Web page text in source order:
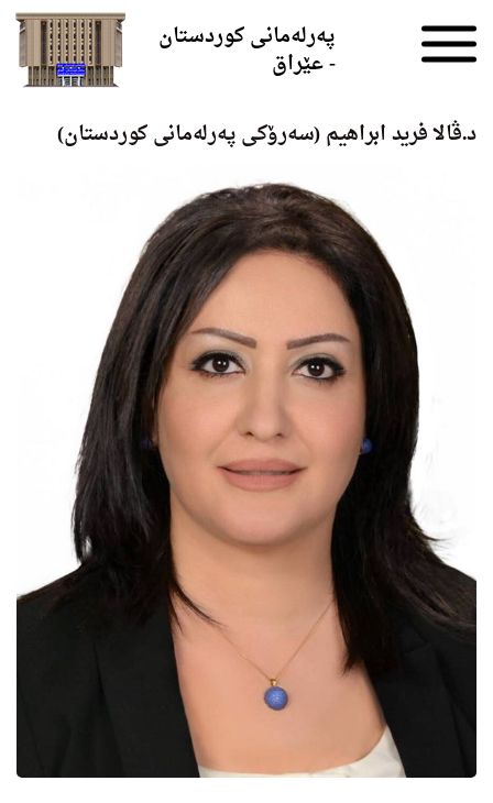
پەرلەمانی کوردستان
- عێراق
د.ڤالا فرید ابراھیم (سەرۆکی پەرلەمانی کوردستان)